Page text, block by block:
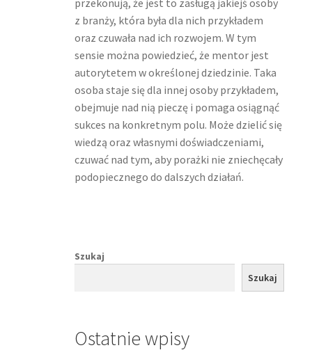
z branży, która była dla nich przykładem
oraz czuwała nad ich rozwojem. W tym
sensie można powiedzieć, że mentor jest
autorytetem w określonej dziedzinie. Taka
osoba staje się dla innej osoby przykładem,
obejmuje nad nią pieczę i pomaga osiągnąć
sukces na konkretnym polu. Może dzielić się
wiedzą oraz własnymi doświadczeniami,
czuwać nad tym, aby porażki nie zniechęcały
podopiecznego do dalszych działań.
Szukaj
Szukaj
Ostatnie wpisy